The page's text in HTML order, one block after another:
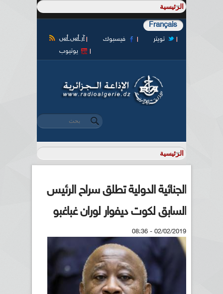
Français
آر أس أس فيسبوك
تويتر
يوتيوب
استمارة البحث
‏بحث ‏
الجنائية الدولية تطلق سراح الرئيس
السابق لكوت ديفوار لوران غباغبو
02/02/2019 - 08:36